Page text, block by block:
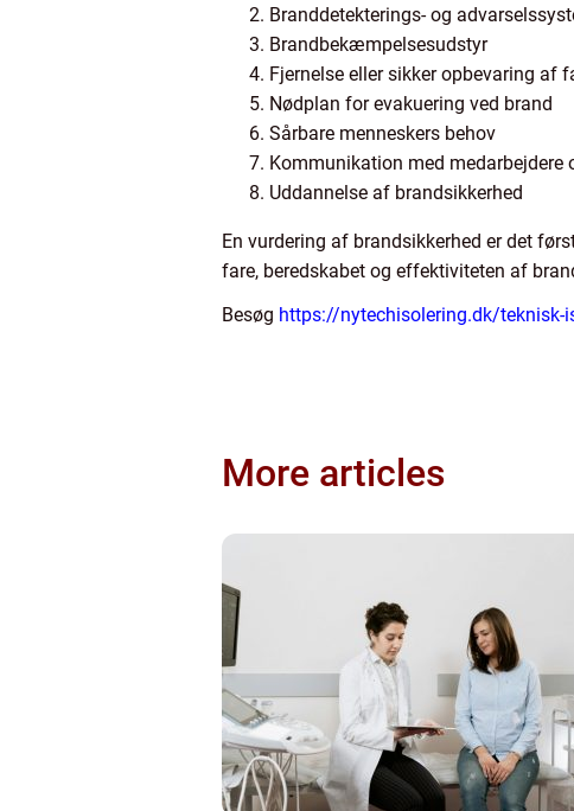
Branddetekterings- og
Brandbekæmpelsesudstyr
Fjernelse eller sikker opbevaring af
Nødplan for evakuering ved brand
Sårbare menneskers behov
Kommunikation med medarbejdere
Uddannelse af brandsikkerhed
En vurdering af brandsikkerhed er det
fare, beredskabet og effektiviteten af
Besøg https://nytechisolering.dk/teknisk-
More articles